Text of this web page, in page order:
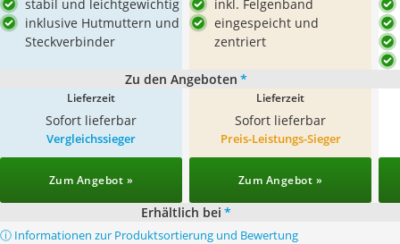
stabil und leichtgewichtig
inklusive Hutmuttern und
Steckverbinder
inkl. Felgenband
eingespeicht und
zentriert
Zu den Angeboten *
Lieferzeit
Sofort lieferbar
Lieferzeit
Sofort lieferbar
Vergleichssieger
Zum Angebot »
Preis-Leistungs-Sieger
Zum Angebot »
Erhältlich bei *
ⓘ Informationen zur Produktsortierung und Bewertung